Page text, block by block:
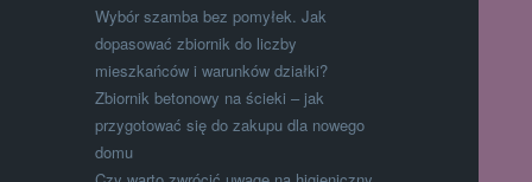
Wybór szamba bez pomyłek. Jak
dopasować zbiornik do liczby
mieszkańców i warunków działki?
Zbiornik betonowy na ścieki – jak
przygotować się do zakupu dla nowego
domu